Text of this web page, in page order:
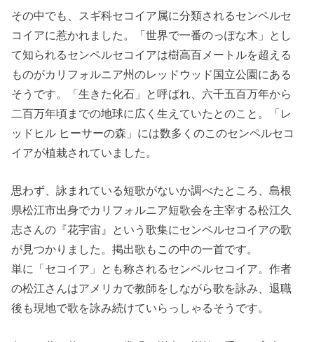
その中でも、スギ科セコイア属に分類されるセンペルセ
コイアに惹かれました。「世界で一番のっぽな木」とし
て知られるセンペルセコイアは樹高百メートルを超える
ものがカリフォルニア州のレッドウッド国立公園にある
そうです。「生きた化石」と呼ばれ、六千五百万年から
二百万年頃までの地球に広く生えていたとのこと。「レ
ッドヒル ヒーサーの森」には数多くのこのセンペルセコ
イアが植栽されていました。
思わず、詠まれている短歌がないか調べたところ、島根
県松江市出身でカリフォルニア短歌会を主宰する松江久
志さんの『花宇宙』という歌集にセンペルセコイアの歌
が見つかりました。掲出歌もこの中の一首です。
単に「セコイア」とも称されるセンペルセコイア。作者
の松江さんはアメリカで教師をしながら歌を詠み、退職
後も現地で歌を詠み続けていらっしゃるそうです。